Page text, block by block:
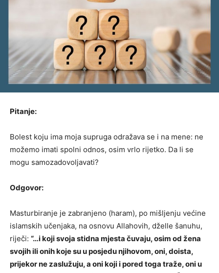
Pitanje:
Bolest koju ima moja supruga odražava se i na mene: ne
možemo imati spolni odnos, osim vrlo rijetko. Da li se
mogu samozadovoljavati?
Odgovor:
Masturbiranje je zabranjeno (haram), po mišljenju većine
islamskih učenjaka, na osnovu Allahovih, dželle šanuhu,
riječi: “…i koji svoja stidna mjesta čuvaju, osim od žena
svojih ili onih koje su u posjedu njihovom, oni, doista,
prijekor ne zaslužuju, a oni koji i pored toga traže, oni u